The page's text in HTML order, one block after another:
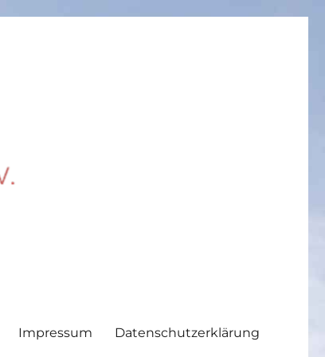
Impressum Datenschutzerklärung